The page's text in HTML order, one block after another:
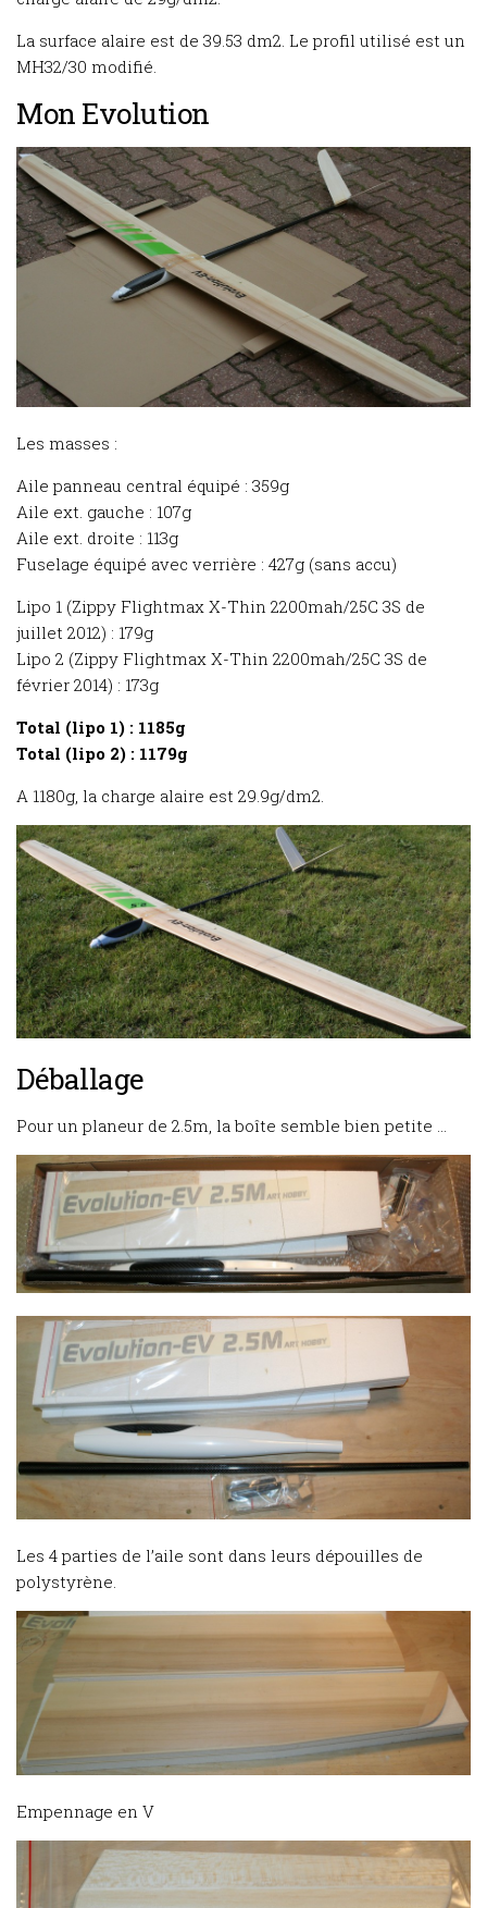
La surface alaire est de 39.53 dm2. Le profil utilisé est un
MH32/30 modifié.
Mon Evolution
Les masses :
Aile panneau central équipé : 359g
Aile ext. gauche : 107g
Aile ext. droite : 113g
Fuselage équipé avec verrière : 427g (sans accu)
Lipo 1 (Zippy Flightmax X-Thin 2200mah/25C 3S de
juillet 2012) : 179g
Lipo 2 (Zippy Flightmax X-Thin 2200mah/25C 3S de
février 2014) : 173g
Total (lipo 1) : 1185g
Total (lipo 2) : 1179g
A 1180g, la charge alaire est 29.9g/dm2.
Déballage
Pour un planeur de 2.5m, la boîte semble bien petite …
Les 4 parties de l’aile sont dans leurs dépouilles de
polystyrène.
Empennage en V